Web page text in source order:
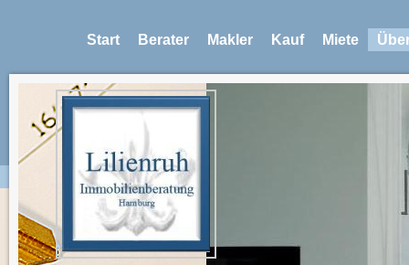
Start Berater Makler Kauf Miete